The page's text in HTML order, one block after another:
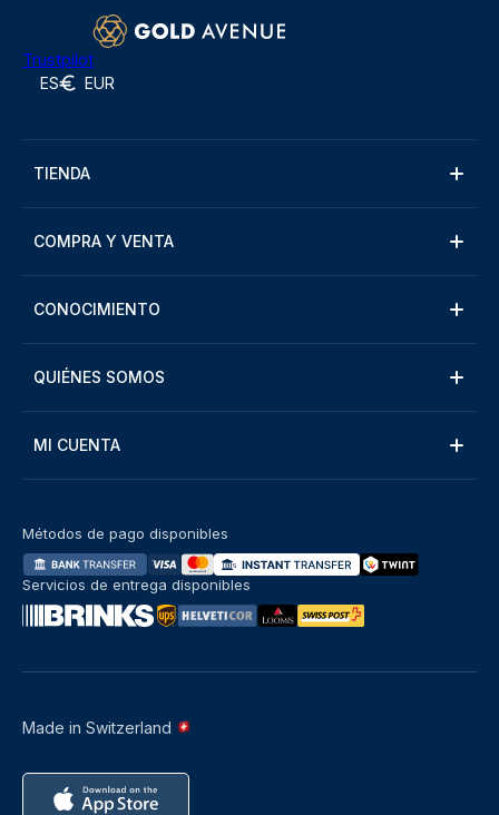
Trustpilot
ES EUR
TIENDA
COMPRA Y VENTA
CONOCIMIENTO
QUIÉNES SOMOS
MI CUENTA
Made in Switzerland
Métodos de pago disponibles
Servicios de entrega disponibles